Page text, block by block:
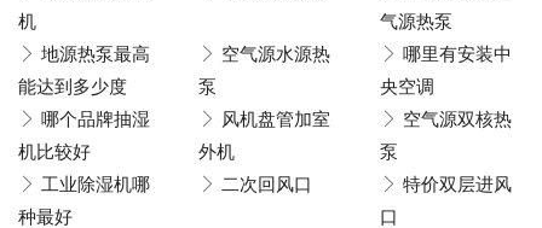
机
气源热泵
地源热泵最高
能达到多少度
空气源水源热
泵
哪里有安装中
央空调
哪个品牌抽湿
机比较好
风机盘管加室
外机
空气源双核热
泵
工业除湿机哪
种最好
二次回风口
特价双层进风
口